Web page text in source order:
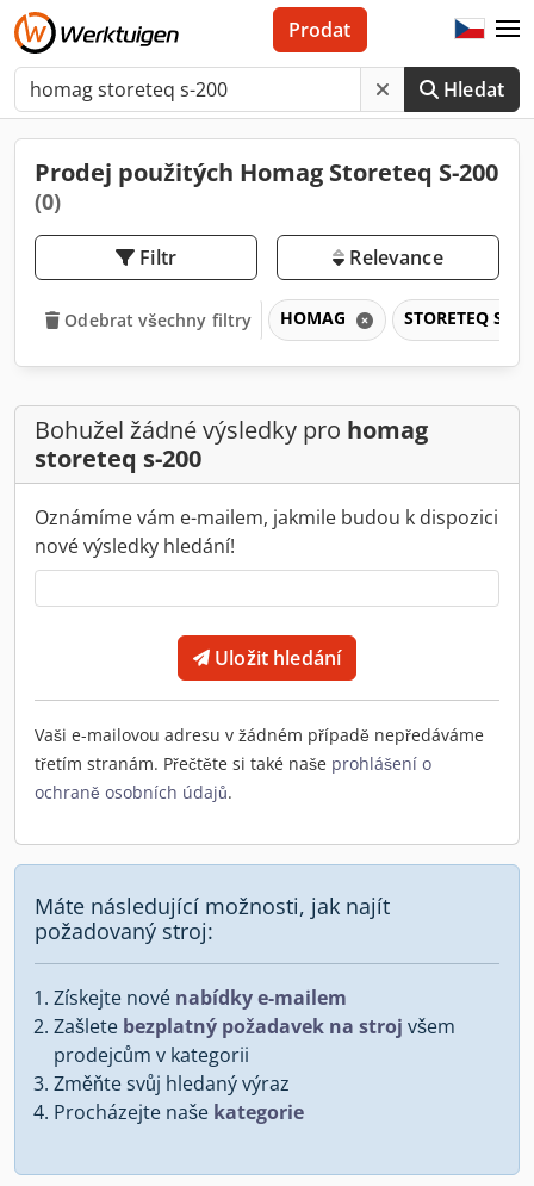
Hledat
Prodat
Prodej použitých Homag Storeteq S-200
(0)
Filtr Relevance
Odebrat všechny filtry HOMAG STORETEQ S-
Bohužel žádné výsledky pro homag
storeteq s-200
Oznámíme vám e-mailem, jakmile budou k dispozici
nové výsledky hledání!
Uložit hledání
Vaši e-mailovou adresu v žádném případě nepředáváme
třetím stranám. Přečtěte si také naše prohlášení o
ochraně osobních údajů.
Máte následující možnosti, jak najít
požadovaný stroj:
Získejte nové nabídky e-mailem
Zašlete bezplatný požadavek na stroj všem
prodejcům v kategorii
Změňte svůj hledaný výraz
Procházejte naše kategorie